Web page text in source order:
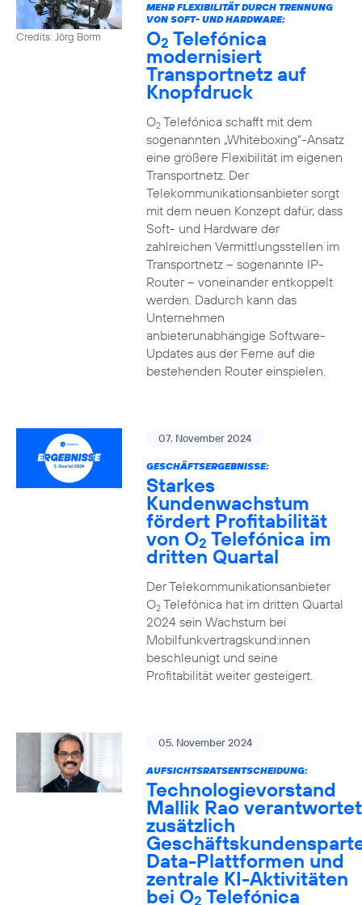
Credits: Jörg Borm
MEHR FLEXIBILITÄT DURCH TRENNUNG
VON SOFT- UND HARDWARE:
O2 Telefónica
modernisiert
Transportnetz auf
Knopfdruck
O2Telefónica schafft mit dem
sogenannten „Whiteboxing“-Ansatz
eine größere Flexibilität im eigenen
Transportnetz. Der
Telekommunikationsanbieter sorgt
mit dem neuen Konzept dafür, dass
Soft- und Hardware der
zahlreichen Vermittlungsstellen im
Transportnetz – sogenannte IP-
Router – voneinander entkoppelt
werden. Dadurch kann das
Unternehmen
anbieterunabhängige Software-
Updates aus der Ferne auf die
bestehenden Router einspielen.
07. November 2024
GESCHÄFTSERGEBNISSE:
Starkes
Kundenwachstum
fördert Profitabilität
von O2 Telefónica im
dritten Quartal
Der Telekommunikationsanbieter
O2Telefónica hat im dritten Quartal
2024 sein Wachstum bei
Mobilfunkvertragskund:innen
beschleunigt und seine
Profitabilität weiter gesteigert.
05. November 2024
AUFSICHTSRATSENTSCHEIDUNG:
Technologievorstand
Mallik Rao verantwortet
zusätzlich
Data-Plattformen und
zentrale KI-Aktivitäten
bei O2 Telefónica